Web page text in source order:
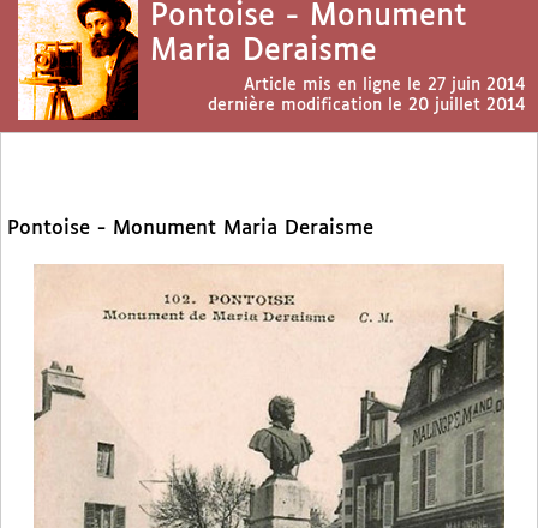
Pontoise - Monument
Maria Deraisme
Article mis en ligne le 27 juin 2014
dernière modification le 20 juillet 2014
Pontoise - Monument Maria Deraisme